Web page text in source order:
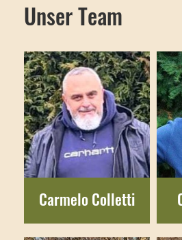
Unser Team
Carmelo Colletti